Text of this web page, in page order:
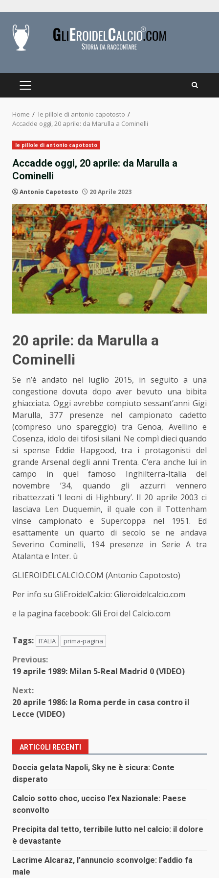
content
PRIMARY
Home
le pillole di antonio capotosto
Accadde oggi, 20 aprile: da Marulla a Cominelli
le pillole di antonio capotosto
Accadde oggi, 20 aprile: da Marulla a
Cominelli
Antonio Capotosto 20 Aprile 2023
20 aprile: da Marulla a
Cominelli
Se n’è andato nel luglio 2015, in seguito a una
congestione dovuta dopo aver bevuto una bibita
ghiacciata. Oggi avrebbe compiuto sessant’anni Gigi
Marulla, 377 presenze nel campionato cadetto
(compreso uno spareggio) tra Genoa, Avellino e
Cosenza, idolo dei tifosi silani. Ne compì dieci quando
si spense Eddie Hapgood, tra i protagonisti del
grande Arsenal degli anni Trenta. C’era anche lui in
campo in quel famoso Inghilterra-Italia del
novembre ’34, quando gli azzurri vennero
ribattezzati ‘I leoni di Highbury’. Il 20 aprile 2003 ci
lasciava Len Duquemin, il quale con il Tottenham
vinse campionato e Supercoppa nel 1951. Ed
esattamente un quarto di secolo se ne andava
Severino Cominelli, 194 presenze in Serie A tra
Atalanta e Inter. ù
GLIEROIDELCALCIO.COM (Antonio Capotosto)
Per info su GliEroidelCalcio: Glieroidelcalcio.com
e la pagina facebook: Gli Eroi del Calcio.com
Tags: ITALIA prima-pagina
Continue
Reading
Previous:
19 aprile 1989: Milan 5-Real Madrid 0 (VIDEO)
Next:
20 aprile 1986: la Roma perde in casa contro il
Lecce (VIDEO)
ARTICOLI RECENTI
Doccia gelata Napoli, Sky ne è sicura: Conte
disperato
Calcio sotto choc, ucciso l’ex Nazionale: Paese
sconvolto
Precipita dal tetto, terribile lutto nel calcio: il dolore
è devastante
Lacrime Alcaraz, l’annuncio sconvolge: l’addio fa
male